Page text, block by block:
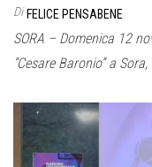
Di FELICE PENSABENE
SORA – Domenica 12
“Cesare Baronio” a